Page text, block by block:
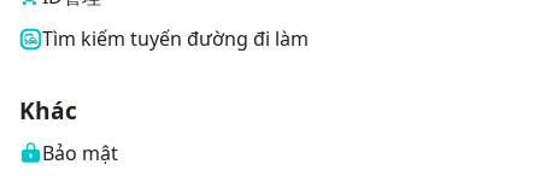
Tìm kiếm tuyến đường đi làm
Khác
Bảo mật